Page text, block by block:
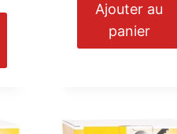
Ajouter au
panier